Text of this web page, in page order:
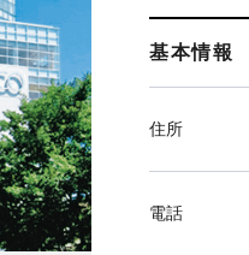
基本情報
住所
電話